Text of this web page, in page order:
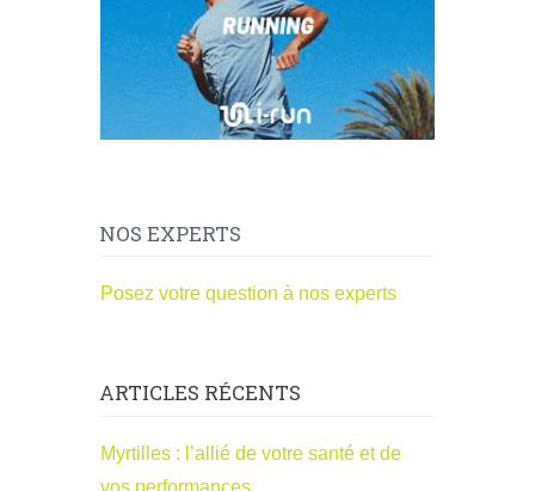
NOS EXPERTS
Posez votre question à nos experts
ARTICLES RÉCENTS
Myrtilles : l’allié de votre santé et de
vos performances